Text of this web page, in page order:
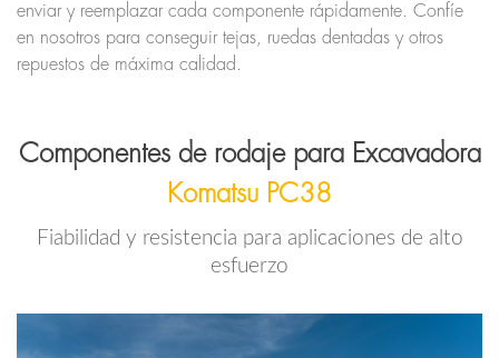
enviar y reemplazar cada componente rápidamente. Confíe
en nosotros para conseguir tejas, ruedas dentadas y otros
repuestos de máxima calidad.
Componentes de rodaje para Excavadora
Komatsu PC38
Fiabilidad y resistencia para aplicaciones de alto
esfuerzo